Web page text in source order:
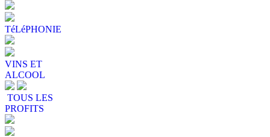
TéLéPHONIE
VINS ET
ALCOOL
TOUS LES
PROFITS